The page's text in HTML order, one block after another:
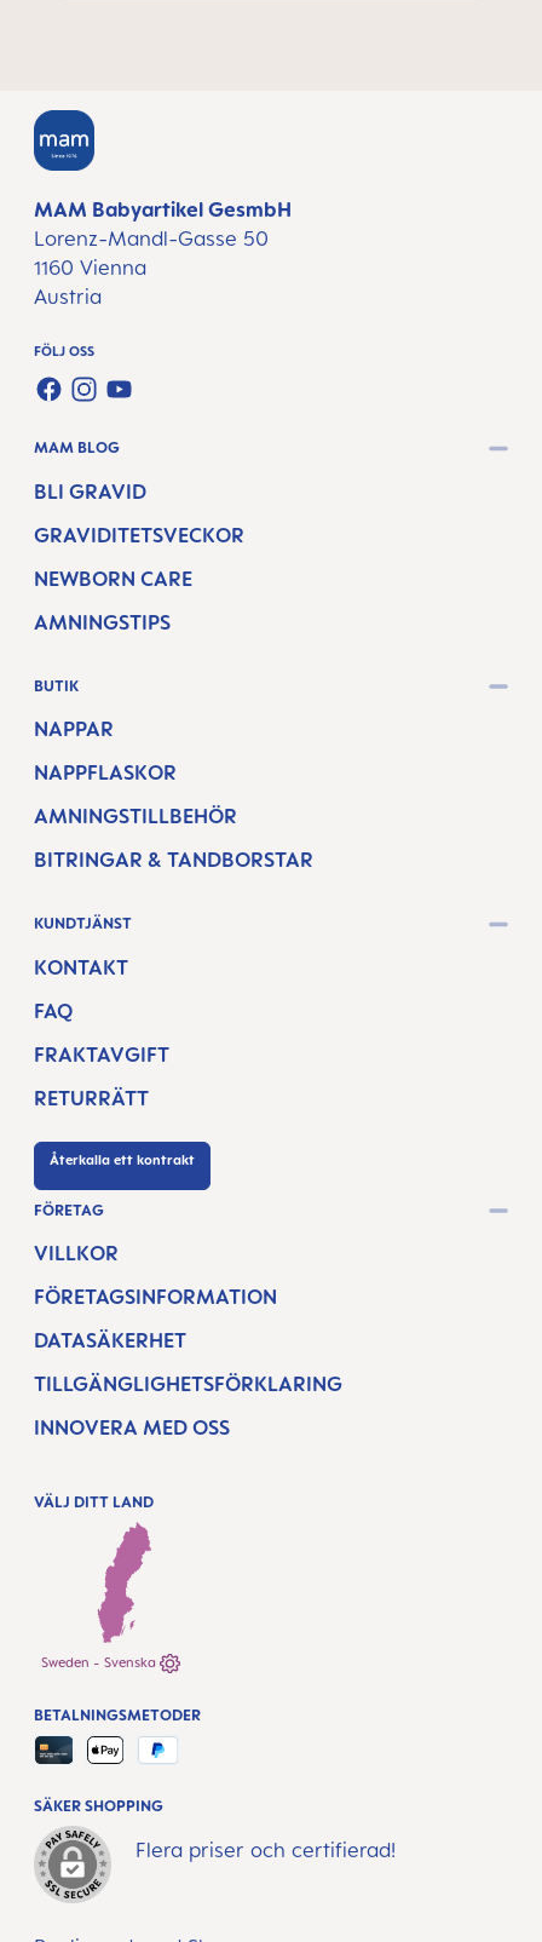
MAM Babyartikel GesmbH
Lorenz-Mandl-Gasse 50
1160 Vienna
Austria
FÖLJ OSS
FACEBOOK
INSTAGRAM
YOUTUBE
MAM BLOG
BLI GRAVID
GRAVIDITETSVECKOR
NEWBORN CARE
AMNINGSTIPS
BUTIK
NAPPAR
NAPPFLASKOR
AMNINGSTILLBEHÖR
BITRINGAR & TANDBORSTAR
KUNDTJÄNST
KONTAKT
FAQ
FRAKTAVGIFT
RETURRÄTT
Återkalla ett kontrakt
FÖRETAG
VILLKOR
FÖRETAGSINFORMATION
DATASÄKERHET
TILLGÄNGLIGHETSFÖRKLARING
INNOVERA MED OSS
VÄLJ DITT LAND
Sweden - Svenska
SÄKER SHOPPING
Flera priser och certifierad!
BETALNINGSMETODER